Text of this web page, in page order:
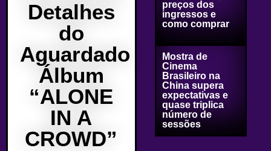
Detalhes
do
Aguardado
Álbum
“ALONE
IN A
CROWD”
preços dos
ingressos e
como comprar
Mostra de
Cinema
Brasileiro na
China supera
expectativas e
quase triplica
número de
sessões